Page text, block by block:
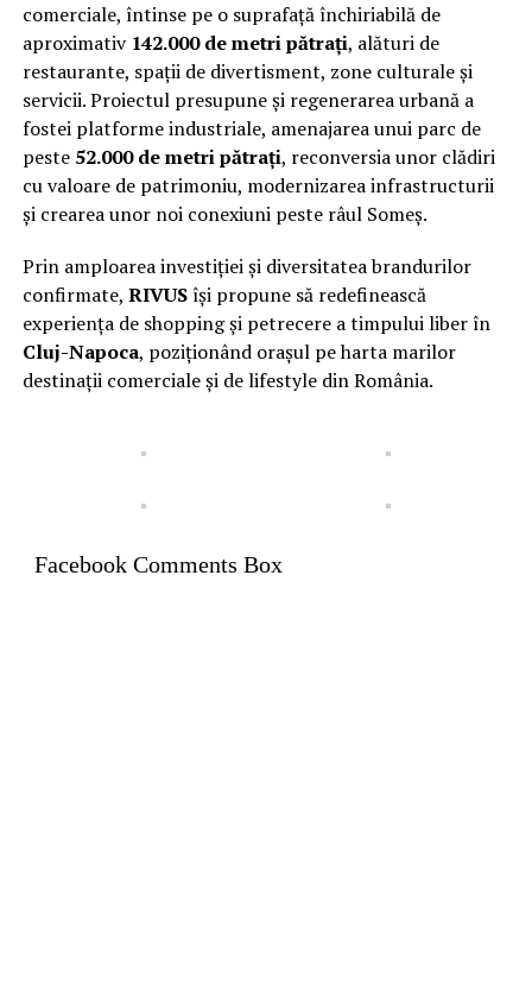
comerciale, întinse pe o suprafață închiriabilă de
aproximativ 142.000 de metri pătrați, alături de
restaurante, spații de divertisment, zone culturale și
servicii. Proiectul presupune și regenerarea urbană a
fostei platforme industriale, amenajarea unui parc de
peste 52.000 de metri pătrați, reconversia unor clădiri
cu valoare de patrimoniu, modernizarea infrastructurii
și crearea unor noi conexiuni peste râul Someș.
Prin amploarea investiției și diversitatea brandurilor
confirmate, RIVUSîși propune să redefinească
experiența de shopping și petrecere a timpului liber în
Cluj-Napoca, poziționând orașul pe harta marilor
destinații comerciale și de lifestyle din România.
Facebook Comments Box